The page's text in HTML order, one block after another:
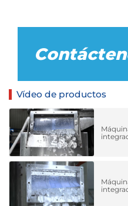
Vídeo de productos